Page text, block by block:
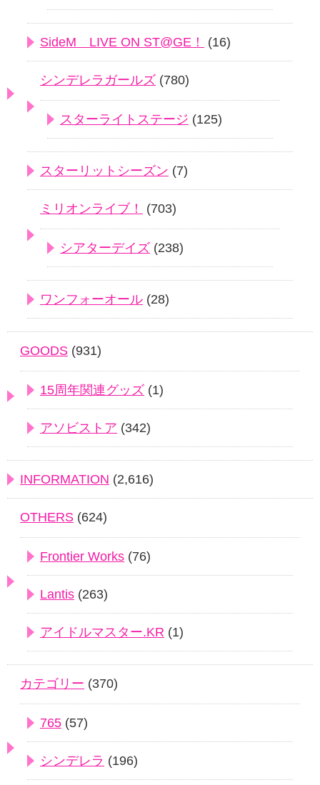
SideM LIVE ON ST@GE！ (16)
シンデレラガールズ (780)
スターライトステージ (125)
スターリットシーズン (7)
ミリオンライブ！ (703)
シアターデイズ (238)
ワンフォーオール (28)
GOODS (931)
15周年関連グッズ (1)
アソビストア (342)
INFORMATION (2,616)
OTHERS (624)
Frontier Works (76)
Lantis (263)
アイドルマスター.KR (1)
カテゴリー (370)
765 (57)
シンデレラ (196)